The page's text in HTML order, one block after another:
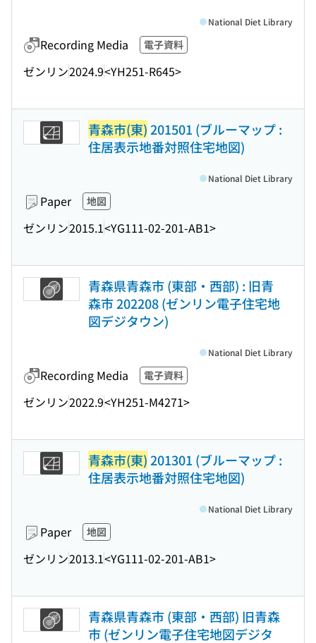
Recording Media 電子資料
ゼンリン2024.9<YH251-R645>
National Diet Library
青森市(東)201501 (ブルーマップ :
住居表示地番対照住宅地図)
Paper 地図
ゼンリン2015.1<YG111-02-201-AB1>
National Diet Library
青森県青森市 (東部・西部) : 旧青
森市 202208 (ゼンリン電子住宅地
図デジタウン)
Recording Media 電子資料
ゼンリン2022.9<YH251-M4271>
National Diet Library
青森市(東)201301 (ブルーマップ :
住居表示地番対照住宅地図)
Paper 地図
ゼンリン2013.1<YG111-02-201-AB1>
National Diet Library
青森県青森市 (東部・西部) 旧青森
市 (ゼンリン電子住宅地図デジタ